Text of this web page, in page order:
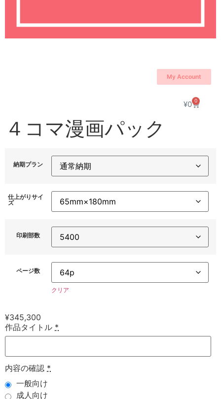
My Account
¥0 0
４コマ漫画パック
納期プラン
仕上がりサイ
ズ
印刷部数
ページ数
クリア
¥345,300
作品タイトル *
内容の確認 *
一般向け
成人向け